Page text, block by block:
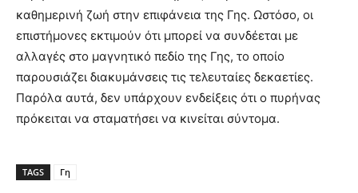
καθημερινή ζωή στην επιφάνεια της Γης. Ωστόσο, οι
επιστήμονες εκτιμούν ότι μπορεί να συνδέεται με
αλλαγές στο μαγνητικό πεδίο της Γης, το οποίο
παρουσιάζει διακυμάνσεις τις τελευταίες δεκαετίες.
Παρόλα αυτά, δεν υπάρχουν ενδείξεις ότι ο πυρήνας
πρόκειται να σταματήσει να κινείται σύντομα.
TAGS Γη